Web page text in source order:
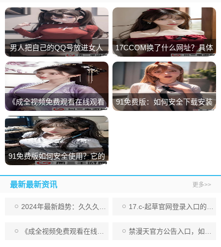
男人把自己的QQ号放进女人
QQ表情包里的真实含义是什
么？
17CCOM换了什么网址？具体
介绍及浏览方法
《成全视频免费观看在线观看
第14集预告》免费下载地址分
享
91免费版：如何安全下载安装
91免费版如何安全使用？它的
优势和下载方法有哪些？
最新最新资讯
更多>>
2024年最新趋势：久久久国产精华液的独特成分和显著效果全面解析 17.c-起草官网登录入口的全面指南：教你轻松进入与使用平台
《成全视频免费观看在线观看第14集预告》免费下载地址分享 禁漫天官方公告入口，如何找到最新公告？